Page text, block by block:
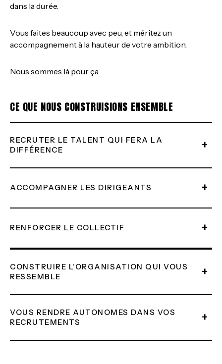
dans la durée.
Vous faites beaucoup avec peu, et méritez un
accompagnement à la hauteur de votre ambition.
Nous sommes là pour ça.
CE QUE NOUS CONSTRUISIONS ENSEMBLE
RECRUTER LE TALENT QUI FERA LA
DIFFÉRENCE
+
ACCOMPAGNER LES DIRIGEANTS +
RENFORCER LE COLLECTIF +
CONSTRUIRE L’ORGANISATION QUI VOUS
RESSEMBLE
+
VOUS RENDRE AUTONOMES DANS VOS
RECRUTEMENTS
+